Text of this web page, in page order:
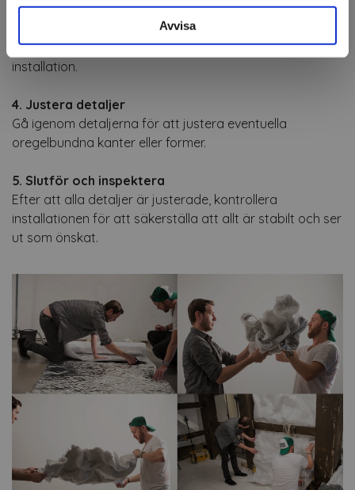
Avvisa
Placera det formade materialet på den förberedda
ytan. Fäst Form'it med hjälp av kardborreband, lim eller
häftklamrar beroende på vad som passar bäst för din
installation.
4. Justera detaljer
Gå igenom detaljerna för att justera eventuella
oregelbundna kanter eller former.
5. Slutför och inspektera
Efter att alla detaljer är justerade, kontrollera
installationen för att säkerställa att allt är stabilt och ser
ut som önskat.